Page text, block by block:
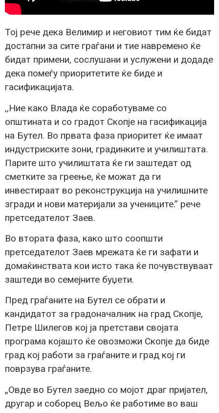
Тој рече дека Велимир и неговиот тим ќе бидат
достапни за сите граѓани и тие навремено ќе
бидат примени, сослушани и услужени и додаде
дека помеѓу приоритетите ќе биде и
гасификацијата.
,,Ние како Влада ќе соработуваме со
општината и со градот Скопје на гасификација
на Бутел. Во првата фаза приоритет ќе имаат
индустриските зони, градинките и училиштата.
Парите што училиштата ќе ги заштедат од
сметките за греење, ќе можат да ги
инвестираат во реконструкција на училишните
згради и нови материјали за учениците.” рече
претседателот Заев.
Во втората фаза, како што соопшти
претседателот Заев мрежата ќе ги зафати и
домаќинствата кои исто така ќе почувствуваат
заштеди во семејните буџети.
Пред граѓаните на Бутел се обрати и
кандидатот за градоначалник на град Скопје,
Петре Шилегов кој ја претстави својата
програма којашто ќе овозможи Скопје да биде
град кој работи за граѓаните и град кој ги
поврзува граѓаните.
„Овде во Бутел заедно со мојот драг пријател,
другар и соборец Вељо ќе работиме во ваш